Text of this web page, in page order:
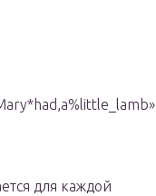
для каждой